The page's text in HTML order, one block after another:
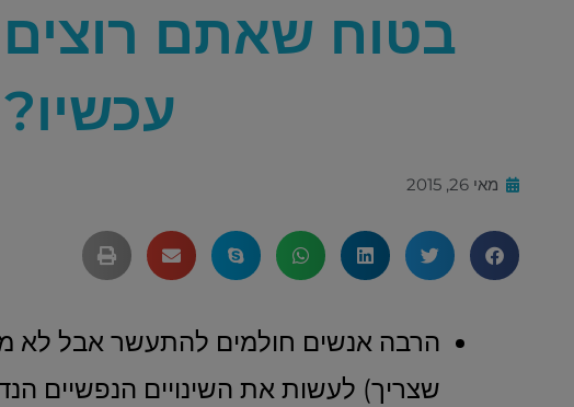
בטוח שאתם רוצים
עכשיו?
מאי 26, 2015
הרבה אנשים חולמים להתעשר אבל לא
שצריך) לעשות את השינויים הנפשיים